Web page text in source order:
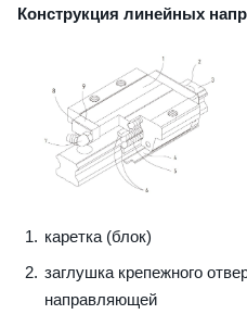
Конструкция линейных
каретка (блок)
заглушка крепежного
направляющей